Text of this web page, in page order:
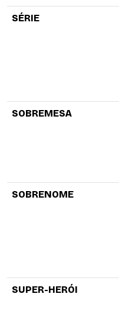
SÉRIE
SOBREMESA
SOBRENOME
SUPER-HERÓI